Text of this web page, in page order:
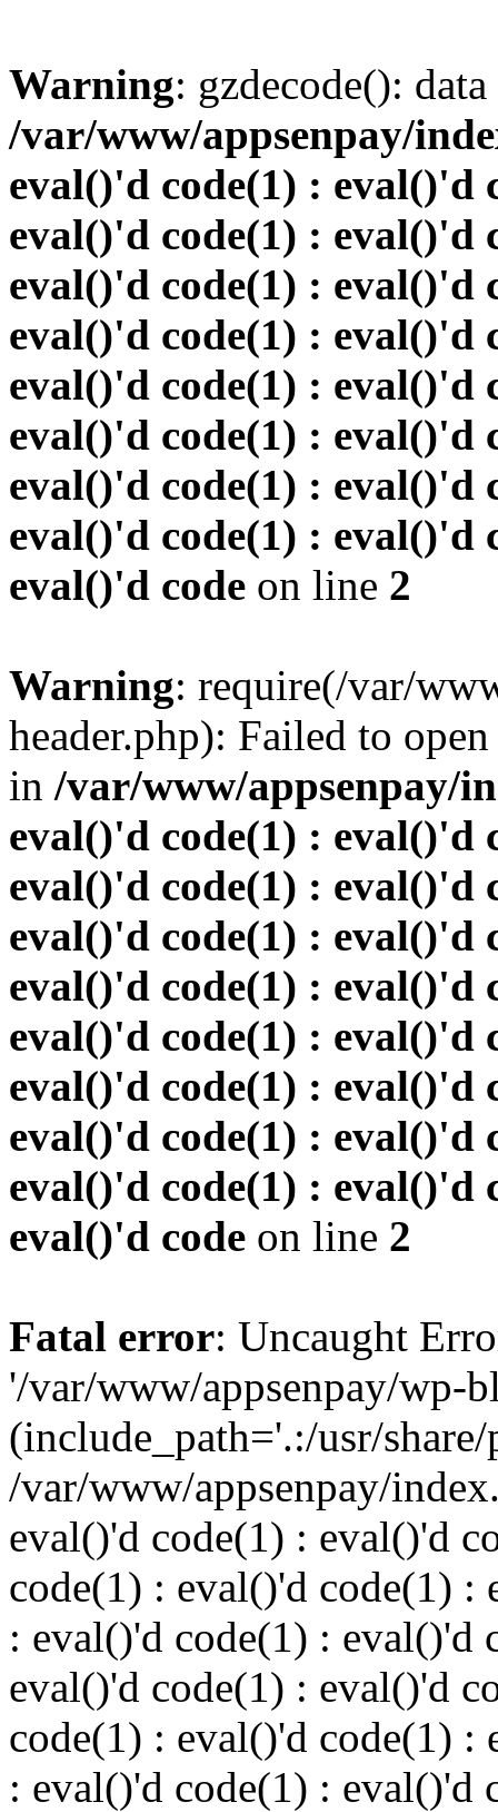
Warning: gzdecode():
/var/www/appsenpay/
eval()'d code(1) : eval()'d
eval()'d code(1) : eval()'d
eval()'d code(1) : eval()'d
eval()'d code(1) : eval()'d
eval()'d code(1) : eval()'d
eval()'d code(1) : eval()'d
eval()'d code(1) : eval()'d
eval()'d code(1) : eval()'d
eval()'d code on line 2
Warning: require(/var/
header.php): Failed to
in /var/www/appsenpay/
eval()'d code(1) : eval()'d
eval()'d code(1) : eval()'d
eval()'d code(1) : eval()'d
eval()'d code(1) : eval()'d
eval()'d code(1) : eval()'d
eval()'d code(1) : eval()'d
eval()'d code(1) : eval()'d
eval()'d code(1) : eval()'d
eval()'d code on line 2
Fatal error: Uncaught
'/var/www/appsenpay/wp-
(include_path='.:/usr/
/var/www/appsenpay/
eval()'d code(1) : eval()'d
code(1) : eval()'d code(1) :
: eval()'d code(1) : eval()'d
eval()'d code(1) : eval()'d
code(1) : eval()'d code(1) :
: eval()'d code(1) : eval()'d